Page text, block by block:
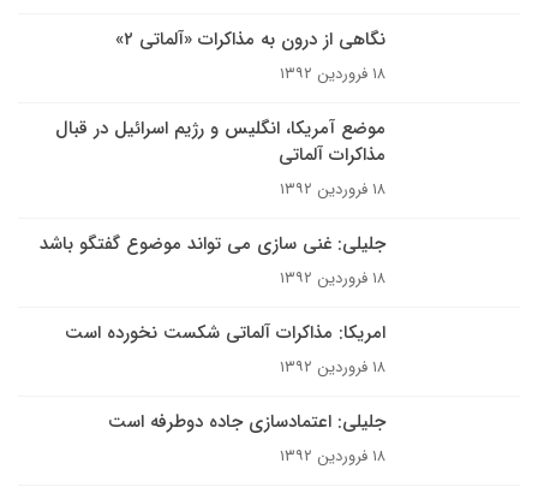
نگاهی از درون به مذاکرات «آلماتی ۲»
۱۸ فروردین ۱۳۹۲
موضع آمریکا، انگلیس و رژیم اسرائیل در قبال
مذاکرات آلماتی
۱۸ فروردین ۱۳۹۲
جلیلی: غنی سازی می تواند موضوع گفتگو باشد
۱۸ فروردین ۱۳۹۲
امریکا: مذاکرات آلماتی شکست نخورده است
۱۸ فروردین ۱۳۹۲
جلیلی: اعتمادسازی جاده دوطرفه است
۱۸ فروردین ۱۳۹۲